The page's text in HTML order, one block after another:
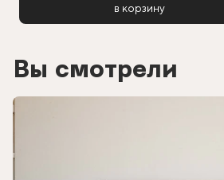
в корзину
Вы смотрели